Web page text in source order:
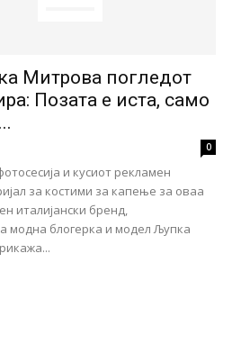
Митрова погледот
Позата е иста, само
0
и кусиот рекламен
за костими за капење за оваа
италијански бренд,
модна блогерка и модел Љупка